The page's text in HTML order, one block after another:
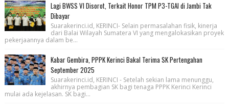
Lagi BWSS VI Disorot, Terkait Honor TPM P3-TGAI di Jambi Tak
Dibayar
Suarakerinci.id, KERINCI- Selain permasalahan fisik, kinerja
dari Balai Wilayah Sumatera VI yang mengalokasikan proyek
pekerjaannya dalam be...
Kabar Gembira, PPPK Kerinci Bakal Terima SK Pertengahan
September 2025
Suarakerinci.id, KERINCI - Setelah sekian lama menunggu,
akhirnya pembagian SK bagi tenaga PPPK Kerinci Kerinci
mulai ada kejelasan. SK bagi...